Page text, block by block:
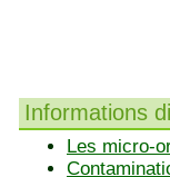
Informations
Les micro-